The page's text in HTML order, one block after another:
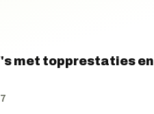
met topprestaties en